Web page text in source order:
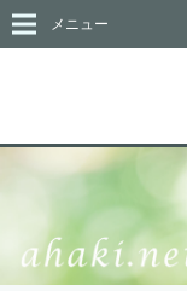
メニュー